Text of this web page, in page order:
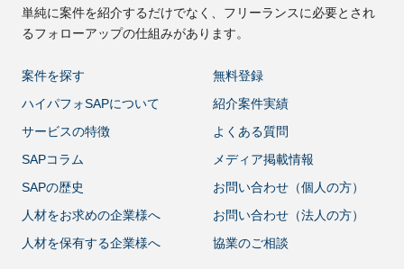
単純に案件を紹介するだけでなく、フリーランスに必要とされ
るフォローアップの仕組みがあります。
案件を探す
無料登録
ハイパフォSAPについて
紹介案件実績
サービスの特徴
よくある質問
SAPコラム
メディア掲載情報
SAPの歴史
お問い合わせ（個人の方）
人材をお求めの企業様へ
お問い合わせ（法人の方）
人材を保有する企業様へ
協業のご相談